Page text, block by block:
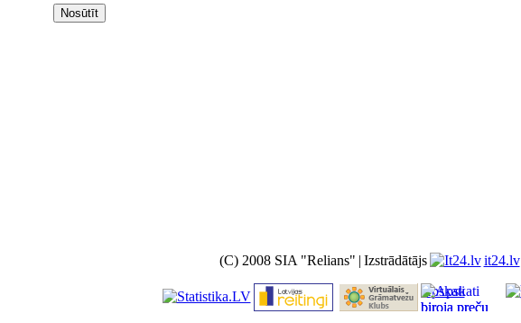
(C) 2008 SIA "Relians" | Izstrādātājs
it24.lv
Apskati
biroja preču